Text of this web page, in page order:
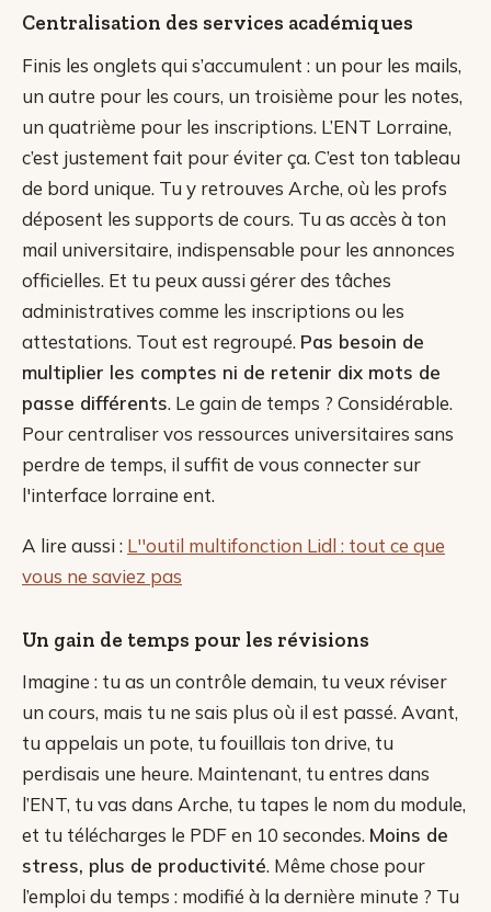
Centralisation des services académiques
Finis les onglets qui s’accumulent : un pour les mails,
un autre pour les cours, un troisième pour les notes,
un quatrième pour les inscriptions. L’ENT Lorraine,
c’est justement fait pour éviter ça. C’est ton tableau
de bord unique. Tu y retrouves Arche, où les profs
déposent les supports de cours. Tu as accès à ton
mail universitaire, indispensable pour les annonces
officielles. Et tu peux aussi gérer des tâches
administratives comme les inscriptions ou les
attestations. Tout est regroupé. Pas besoin de
multiplier les comptes ni de retenir dix mots de
passe différents. Le gain de temps ? Considérable.
Pour centraliser vos ressources universitaires sans
perdre de temps, il suffit de vous connecter sur
l'interface lorraine ent.
A lire aussi : L''outil multifonction Lidl : tout ce que
vous ne saviez pas
Un gain de temps pour les révisions
Imagine : tu as un contrôle demain, tu veux réviser
un cours, mais tu ne sais plus où il est passé. Avant,
tu appelais un pote, tu fouillais ton drive, tu
perdisais une heure. Maintenant, tu entres dans
l’ENT, tu vas dans Arche, tu tapes le nom du module,
et tu télécharges le PDF en 10 secondes. Moins de
stress, plus de productivité. Même chose pour
l’emploi du temps : modifié à la dernière minute ? Tu